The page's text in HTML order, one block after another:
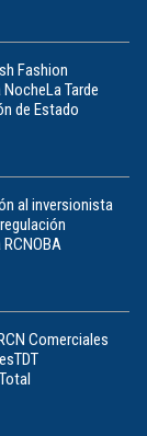
Fashion
NocheLa Tarde
de Estado
al inversionista
OBA
Comerciales
TDT